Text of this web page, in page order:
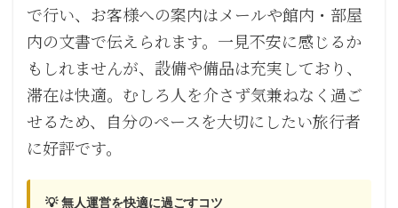
で行い、お客様への案内はメールや館内・部屋
内の文書で伝えられます。一見不安に感じるか
もしれませんが、設備や備品は充実しており、
滞在は快適。むしろ人を介さず気兼ねなく過ご
せるため、自分のペースを大切にしたい旅行者
に好評です。
💡 無人運営を快適に過ごすコツ